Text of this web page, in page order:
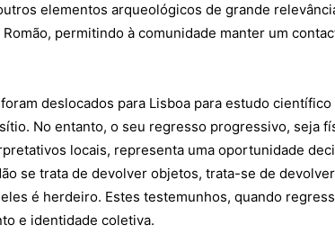
elementos arqueológicos de grande
permitindo à comunidade manter um
deslocados para Lisboa para estudo científico
No entanto, o seu regresso progressivo, seja
locais, representa uma oportunidade
se trata de devolver objetos, trata-se de devolver
é herdeiro. Estes testemunhos, quando
e identidade coletiva.